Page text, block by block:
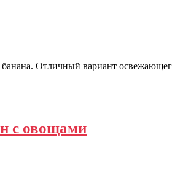
Отличный вариант
с овощами